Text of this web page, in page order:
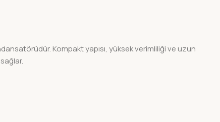
Kompakt yapısı, yüksek verimliliği ve uzun